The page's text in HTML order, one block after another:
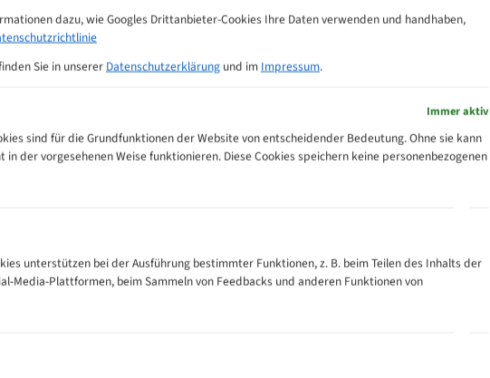
Tabelle
dazu, wie Googles Drittanbieter-Cookies Ihre Daten verwenden und handhaben,
Sie in unserer Datenschutzerklärung und im Impressum.
Immer aktiv
sind für die Grundfunktionen der Website von entscheidender Bedeutung. Ohne sie kann
in der vorgesehenen Weise funktionieren. Diese Cookies speichern keine personenbezogenen
unterstützen bei der Ausführung bestimmter Funktionen, z. B. beim Teilen des Inhalts der
Media-Plattformen, beim Sammeln von Feedbacks und anderen Funktionen von